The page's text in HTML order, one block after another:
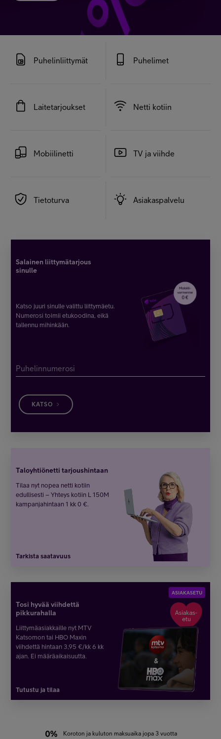
Puhelinliittymät Puhelimet
Laitetarjoukset Netti kotiin
Mobiilinetti TV ja viihde
Tietoturva Asiakaspalvelu
Salainen liittymätarjous
sinulle
Katso juuri sinulle valittu liittymäetu.
Numerosi toimii etukoodina, eikä
tallennu mihinkään.
Puhelinnumerosi
KATSO
Taloyhtiönetti tarjoushintaan
Tilaa nyt nopea netti kotiin
edullisesti – Yhteys kotiin L 150M
kampanjahintaan 1 kk 0 €.
Tarkista saatavuus
ASIAKASETU
Tosi hyvää viihdettä
pikkurahalla
Liittymäasiakkaille nyt MTV
Katsomon tai HBO Maxin
viihdettä hintaan 3,95 €/kk 6 kk
ajan. Ei määräaikaisuutta.
Tutustu ja tilaa
Koroton ja kuluton maksuaika jopa 3 vuotta